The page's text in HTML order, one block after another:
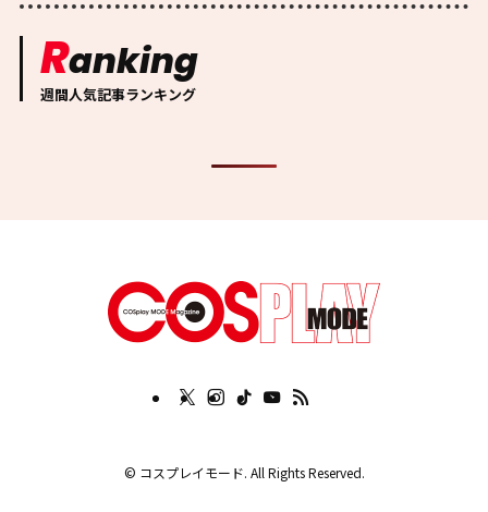
Ranking
週間人気記事ランキング
© コスプレイモード. All Rights Reserved.